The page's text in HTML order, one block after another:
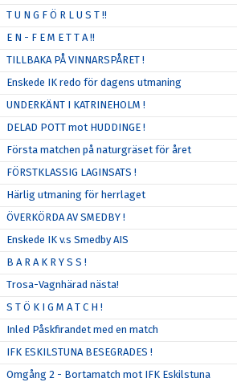
T U N G F Ö R L U S T !!
E N - F E M E T T A !!
TILLBAKA PÅ VINNARSPÅRET !
Enskede IK redo för dagens utmaning
UNDERKÄNT I KATRINEHOLM !
DELAD POTT mot HUDDINGE !
Första matchen på naturgräset för året
FÖRSTKLASSIG LAGINSATS !
Härlig utmaning för herrlaget
ÖVERKÖRDA AV SMEDBY !
Enskede IK v.s Smedby AIS
B A R A K R Y S S !
Trosa-Vagnhärad nästa!
S T Ö K I G M A T C H !
Inled Påskfirandet med en match
IFK ESKILSTUNA BESEGRADES !
Omgång 2 - Bortamatch mot IFK Eskilstuna